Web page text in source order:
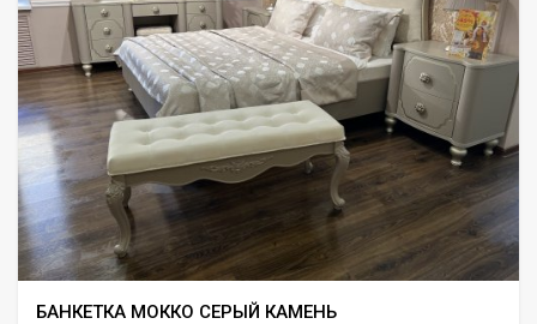
БАНКЕТКА МОККО СЕРЫЙ КАМЕНЬ